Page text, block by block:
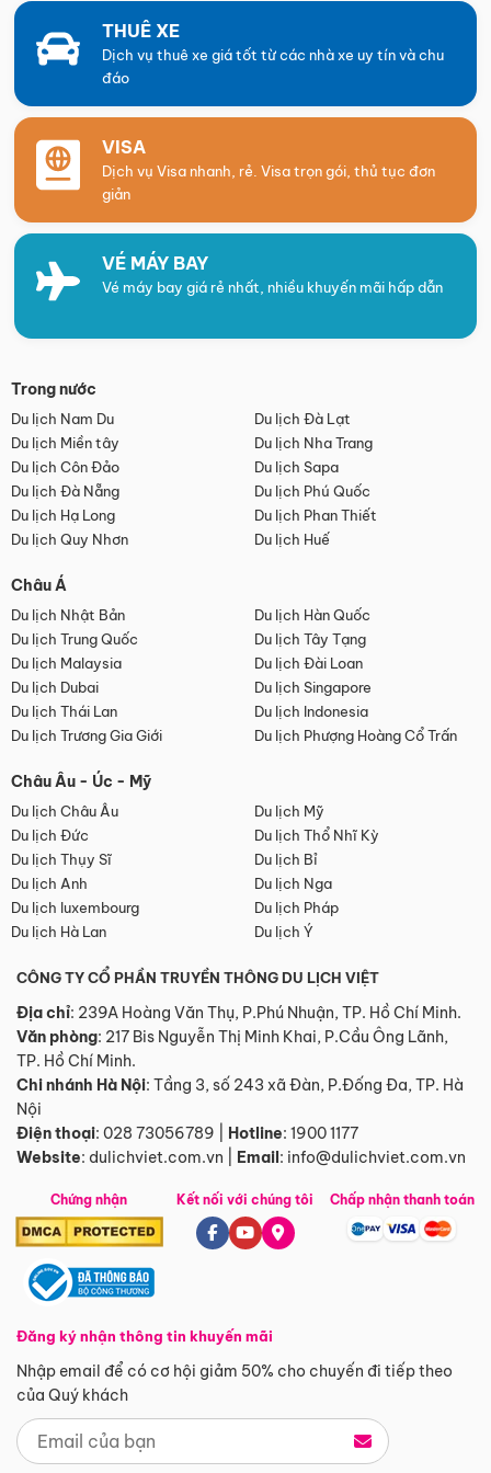
THUÊ XE
Dịch vụ thuê xe giá tốt từ các nhà xe uy tín và chu
đáo
VISA
Dịch vụ Visa nhanh, rẻ. Visa trọn gói, thủ tục đơn
giản
VÉ MÁY BAY
Vé máy bay giá rẻ nhất, nhiều khuyến mãi hấp dẫn
Trong nước
Du lịch Nam Du
Du lịch Đà Lạt
Du lịch Miền tây
Du lịch Nha Trang
Du lịch Côn Đảo
Du lịch Sapa
Du lịch Đà Nẵng
Du lịch Phú Quốc
Du lịch Hạ Long
Du lịch Phan Thiết
Du lịch Quy Nhơn
Du lịch Huế
Châu Á
Du lịch Nhật Bản
Du lịch Hàn Quốc
Du lịch Trung Quốc
Du lịch Tây Tạng
Du lịch Malaysia
Du lịch Đài Loan
Du lịch Dubai
Du lịch Singapore
Du lịch Thái Lan
Du lịch Indonesia
Du lịch Trương Gia Giới
Du lịch Phượng Hoàng Cổ Trấn
Châu Âu - Úc - Mỹ
Du lịch Châu Âu
Du lịch Mỹ
Du lịch Đức
Du lịch Thổ Nhĩ Kỳ
Du lịch Thụy Sĩ
Du lịch Bỉ
Du lịch Anh
Du lịch Nga
Du lịch luxembourg
Du lịch Pháp
Du lịch Hà Lan
Du lịch Ý
CÔNG TY CỔ PHẦN TRUYỀN THÔNG DU LỊCH VIỆT
Địa chỉ: 239A Hoàng Văn Thụ, P.Phú Nhuận, TP. Hồ Chí Minh.
Văn phòng: 217 Bis Nguyễn Thị Minh Khai, P.Cầu Ông Lãnh,
TP. Hồ Chí Minh.
Chi nhánh Hà Nội: Tầng 3, số 243 xã Đàn, P.Đống Đa, TP. Hà
Nội
Điện thoại: 028 73056789 Hotline: 1900 1177
Website: dulichviet.com.vn Email: info@dulichviet.com.vn
Chứng nhận
Đăng ký nhận thông tin khuyến mãi
Nhập email để có cơ hội giảm 50% cho chuyến đi tiếp theo
của Quý khách
Kết nối với chúng tôi Chấp nhận thanh toán